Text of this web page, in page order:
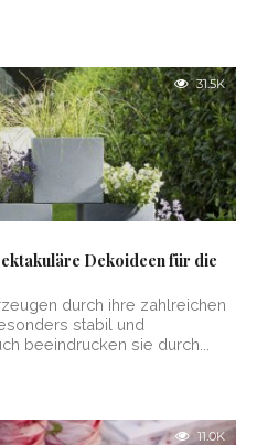
31.5K
Dekoideen für die
durch ihre zahlreichen
stabil und
beeindrucken sie durch...
11.0K